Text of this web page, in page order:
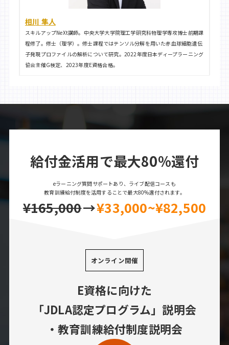
相川 隼人
スキルアップNeXt講師。中央大学大学院理工学研究科物理学専攻博士前期課
程修了。修士（理学）。修士課程ではテンソル分解を用いた赤血球細胞遺伝
子発現プロファイルの解析について研究。2022年度日本ディープラーニング
協会主催G検定、2023年度E資格合格。
給付金活用で最大80%還付
eラーニング質問サポートあり、ライブ配信コースも
教育訓練給付制度を活用することで最大80%還付されます。
¥165,000→¥33,000~¥82,500
オンライン開催
E資格に向けた
「JDLA認定プログラム」説明会
・教育訓練給付制度説明会